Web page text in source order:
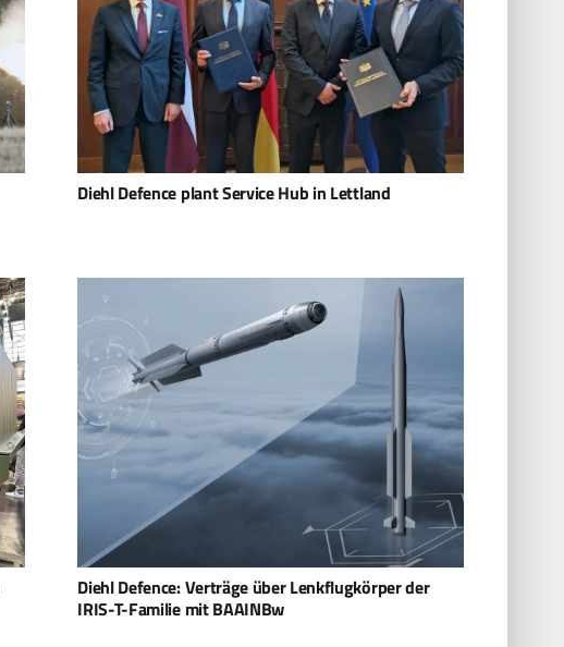
Diehl Defence plant Service Hub in Lettland
Diehl Defence: Verträge über Lenkflugkörper der
IRIS-T-Familie mit BAAINBw